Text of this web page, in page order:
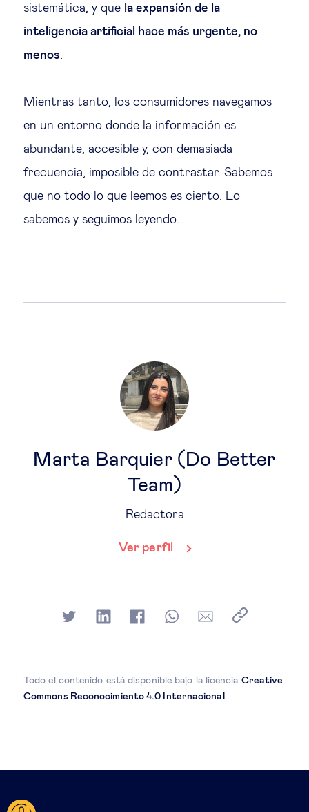
sistemática, y que la expansión de la
inteligencia artificial hace más urgente, no
menos.
Mientras tanto, los consumidores navegamos
en un entorno donde la información es
abundante, accesible y, con demasiada
frecuencia, imposible de contrastar. Sabemos
que no todo lo que leemos es cierto. Lo
sabemos y seguimos leyendo.
Marta Barquier (Do Better
Team)
Redactora
Ver perfil
Todo el contenido está disponible bajo la licencia Creative
Commons Reconocimiento 4.0 Internacional .